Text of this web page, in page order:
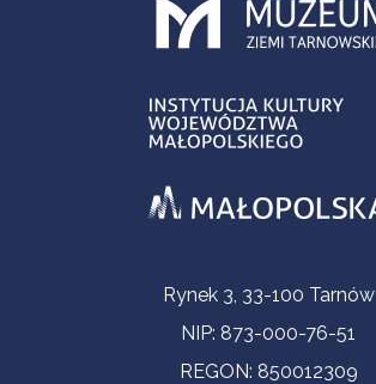
Informacje kontaktoweRynek 3, 33-100 Tarnów
NIP: 873-000-76-51
REGON: 850012309